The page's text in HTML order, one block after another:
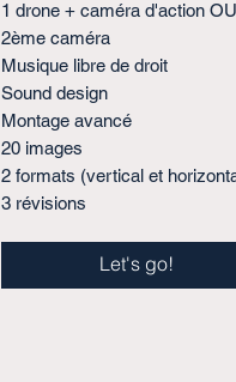
1 drone + caméra d'action OU
2ème caméra
Musique libre de droit
Sound design
Montage avancé
20 images
2 formats (vertical et
3 révisions
Let's go!